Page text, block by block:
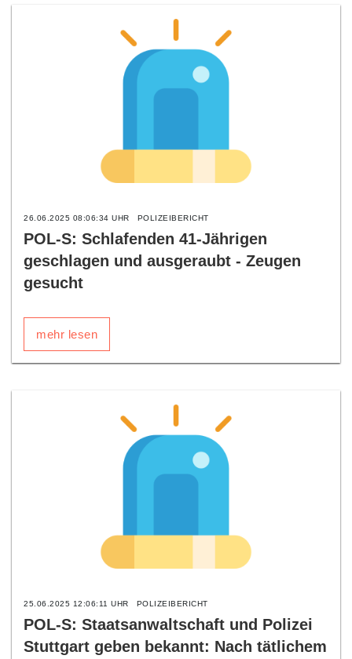
26.06.2025 08:06:34 UHR POLIZEIBERICHT
POL-S: Schlafenden 41-Jährigen
geschlagen und ausgeraubt - Zeugen
gesucht
mehr lesen
25.06.2025 12:06:11 UHR POLIZEIBERICHT
POL-S: Staatsanwaltschaft und Polizei
Stuttgart geben bekannt: Nach tätlichem